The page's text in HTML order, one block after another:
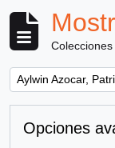
Colecciones
Remove filter:
Aylwin Azocar,
Opciones